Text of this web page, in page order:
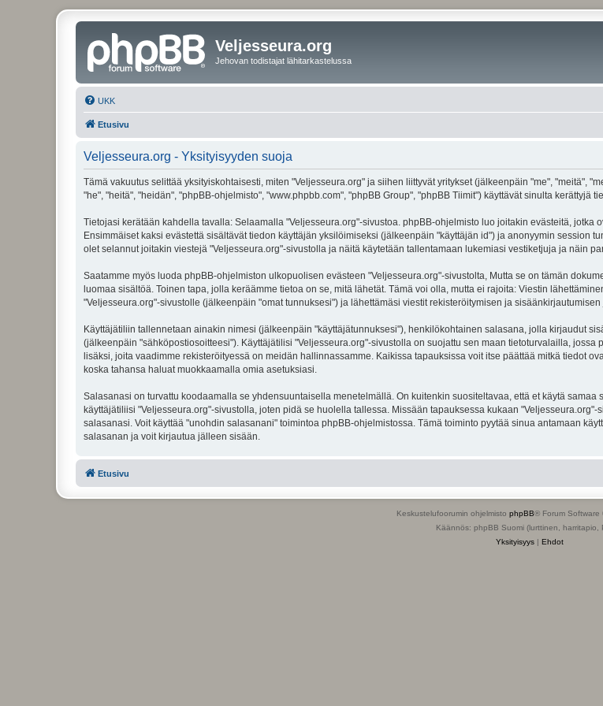
Veljesseura.org
Jehovan todistajat lähitarkastelussa
UKK
Etusivu
Veljesseura.org - Yksityisyyden suoja
Tämä vakuutus selittää yksityiskohtaisesti, miten "Veljesseura.org" ja siihen liittyvät yritykset (jälkeenpäin "me", "meitä",
"he", "heitä", "heidän", "phpBB-ohjelmisto", "www.phpbb.com", "phpBB Group", "phpBB Tiimit") käyttävät sinulta kerättyjä
Tietojasi kerätään kahdella tavalla: Selaamalla "Veljesseura.org"-sivustoa. phpBB-ohjelmisto luo joitakin evästeitä,
Ensimmäiset kaksi evästettä sisältävät tiedon käyttäjän yksilöimiseksi (jälkeenpäin "käyttäjän id") ja anonyymin session
olet selannut joitakin viestejä "Veljesseura.org"-sivustolla ja näitä käytetään tallentamaan lukemiasi vestiketjuja ja näin
Saatamme myös luoda phpBB-ohjelmiston ulkopuolisen evästeen "Veljesseura.org"-sivustolta, Mutta se on tämän
luomaa sisältöä. Toinen tapa, jolla keräämme tietoa on se, mitä lähetät. Tämä voi olla, mutta ei rajoita: Viestin
"Veljesseura.org"-sivustolle (jälkeenpäin "omat tunnuksesi") ja lähettämäsi viestit rekisteröitymisen ja
Käyttäjätiliin tallennetaan ainakin nimesi (jälkeenpäin "käyttäjätunnuksesi"), henkilökohtainen salasana, jolla kirjaudut
(jälkeenpäin "sähköpostiosoitteesi"). Käyttäjätilisi "Veljesseura.org"-sivustolla on suojattu sen maan tietoturvalailla,
lisäksi, joita vaadimme rekisteröityessä on meidän hallinnassamme. Kaikissa tapauksissa voit itse päättää mitkä tiedot
koska tahansa haluat muokkaamalla omia asetuksiasi.
Salasanasi on turvattu koodaamalla se yhdensuuntaisella menetelmällä. On kuitenkin suositeltavaa, että et käytä
käyttäjätiliisi "Veljesseura.org"-sivustolla, joten pidä se huolella tallessa. Missään tapauksessa kukaan
salasanasi. Voit käyttää "unohdin salasanani" toimintoa phpBB-ohjelmistossa. Tämä toiminto pyytää sinua antamaan
salasanan ja voit kirjautua jälleen sisään.
Etusivu
Keskustelufoorumin ohjelmisto phpBB® Forum Software
Käännös: phpBB Suomi (lurttinen, harritapio,
Yksityisyys | Ehdot